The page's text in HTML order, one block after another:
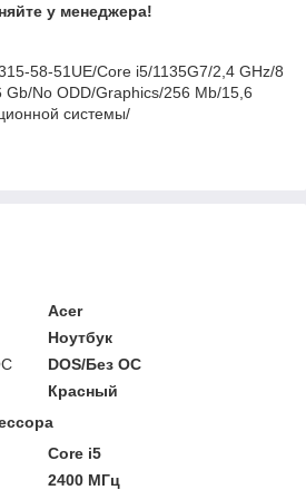
у менеджера!
58-51UE/Core i5/1135G7/2,4 GHz/8
Gb/No ODD/Graphics/256 Mb/15,6
системы/
Acer
Ноутбук
DOS/Без ОС
Красный
Core i5
2400 МГц